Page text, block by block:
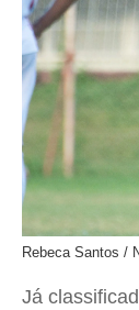
Rebeca Santos /
Já